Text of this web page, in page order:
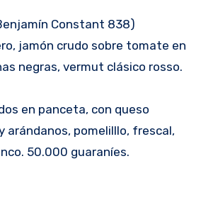
Constant 838)
jamón crudo sobre tomate en
negras, vermut clásico rosso.
en panceta, con queso
arándanos, pomelilllo, frescal,
50.000 guaraníes.